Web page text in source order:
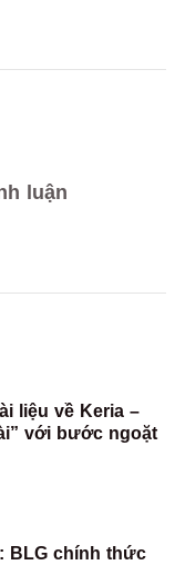
luận
liệu về Keria –
với bước ngoặt
BLG chính thức